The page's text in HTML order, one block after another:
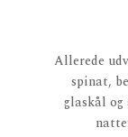
Allerede
spinat,
glaskål